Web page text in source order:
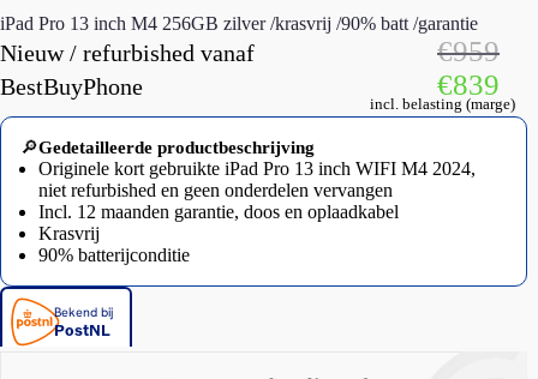
iPad Pro 13 inch M4 256GB zilver /krasvrij /90% batt /garantie
Nieuw / refurbished vanaf €959
BestBuyPhone €839
incl. belasting (marge)
🔎Gedetailleerde productbeschrijving
Originele kort gebruikte iPad Pro 13 inch WIFI M4 2024,
niet refurbished en geen onderdelen vervangen
Incl. 12 maanden garantie, doos en oplaadkabel
Krasvrij
90% batterijconditie